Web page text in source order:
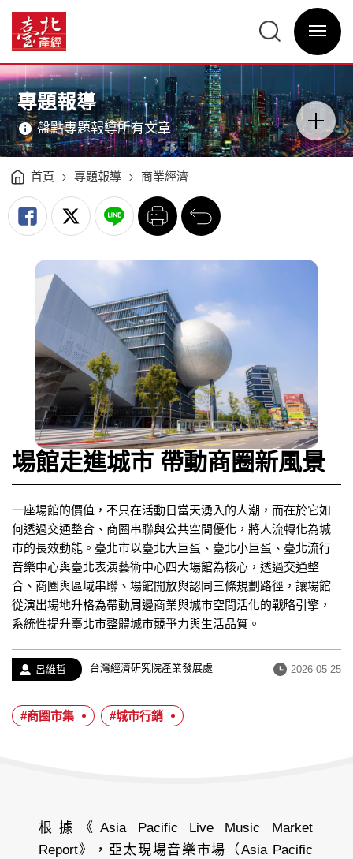
商
圈
新
景
-
臺
北
產
經
資
訊
臺
經
訊
網
網
站
主
單
選
單
關
主
意
境
專題報導
盤點專題報導所有文章
分
類
開
關
首頁 專題報導 商業經濟
列
印
回
前
一
頁
場館走進城市 帶動商圈新風景
一座場館的價值，不只在活動日當天湧入的人潮，而在於它如
何透過交通整合、商圈串聯與公共空間優化，將人流轉化為城
市的長效動能。臺北市以臺北大巨蛋、臺北小巨蛋、臺北流行
音樂中心與臺北表演藝術中心四大場館為核心，透過交通整
合、商圈與區域串聯、場館開放與認同三條規劃路徑，讓場館
從演出場地升格為帶動周邊商業與城市空間活化的戰略引擎，
系統性提升臺北市整體城市競爭力與生活品質。
作
者：
呂維哲
經
歷：
台灣經濟研究院產業發展處
發
布
2026-05-25
#商圈市集 #城市行銷
根據《Asia Pacific Live Music Market
Report》，亞太現場音樂市場（Asia Pacific